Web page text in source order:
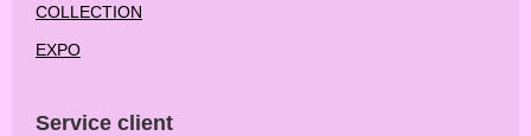
COLLECTION
EXPO
Service client